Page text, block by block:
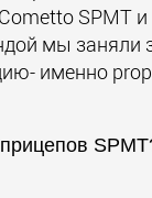
SPMT
мы заняли
именно